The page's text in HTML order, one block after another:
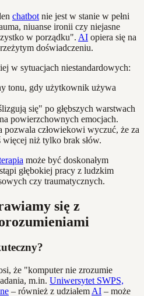
chatbot nie jest w stanie w pełni
niuanse ironii czy niejasne
w porządku". AI opiera się na
doświadczeniu.
w sytuacjach niestandardowych:
tonu, gdy użytkownik używa
się" po głębszych warstwach
powierzchownych emocjach.
człowiekowi wyczuć, że za
niż tylko brak słów.
może być doskonałym
głębokiej pracy z ludzkim
czy traumatycznych.
się z
że "komputer nie zrozumie
m.in. Uniwersytet SWPS,
– również z udziałem AI – może